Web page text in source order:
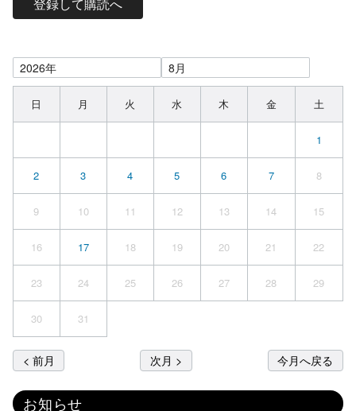
登録して購読へ
日 月 火 水 木 金 土
1
2 3 4 5 6 7 8
9 10 11 12 13 14 15
16 17 18 19 20 21 22
23 24 25 26 27 28 29
30 31
< 前月 次月 > 今月へ戻る
お知らせ